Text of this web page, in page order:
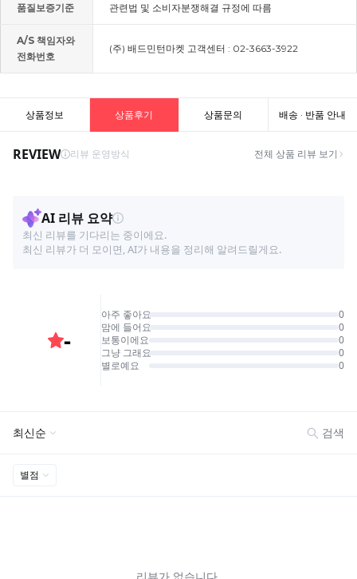
품질보증기준 관련법 및 소비자분쟁해결 규정에 따름
A/S 책임자와
전화번호
(주) 배드민턴마켓 고객센터 : 02-3663-3922
상품정보 상품후기 상품문의 배송 · 반품 안내